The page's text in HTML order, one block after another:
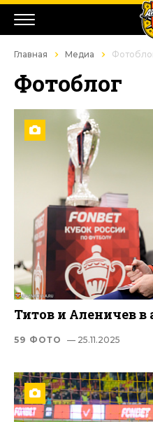
Главная Медиа
Фотоблог
Титов и Аленичев в
59 ФОТО — 25.11.2025